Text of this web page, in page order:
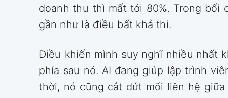
doanh thu thì mất tới 80%. Trong
gần như là điều bất khả thi.
Điều khiến mình suy nghĩ nhiều nhất
phía sau nó. AI đang giúp lập trình
thời, nó cũng cắt đứt mối liên hệ giữa